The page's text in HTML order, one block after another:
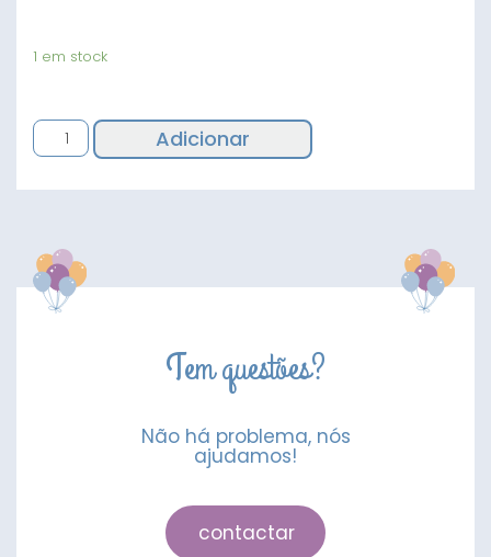
1 em stock
Quantidade
de
Madeira
Adicionar
Tem questões?
Não há problema, nós
ajudamos!
contactar